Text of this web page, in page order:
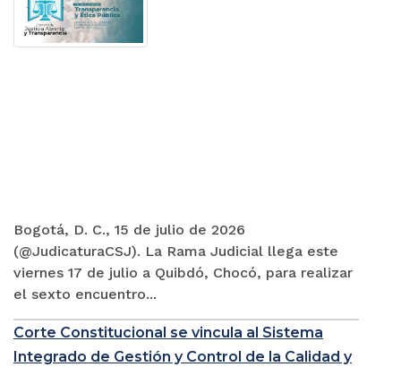
Bogotá, D. C., 15 de julio de 2026
(@JudicaturaCSJ). La Rama Judicial llega este
viernes 17 de julio a Quibdó, Chocó, para realizar
el sexto encuentro...
Corte Constitucional se vincula al Sistema
Integrado de Gestión y Control de la Calidad y